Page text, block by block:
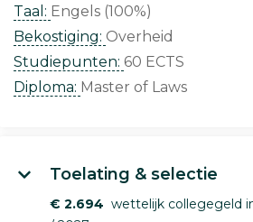
Taal: Engels (100%)
Bekostiging: Overheid
Studiepunten: 60 ECTS
Diploma: Master of Laws
Toelating & selectie
€ 2.694 wettelijk collegegeld